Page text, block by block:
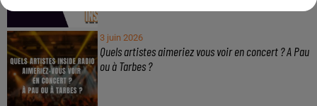
3 juin 2026
Quels artistes aimeriez vous voir en concert ? A Pau
ou à Tarbes ?